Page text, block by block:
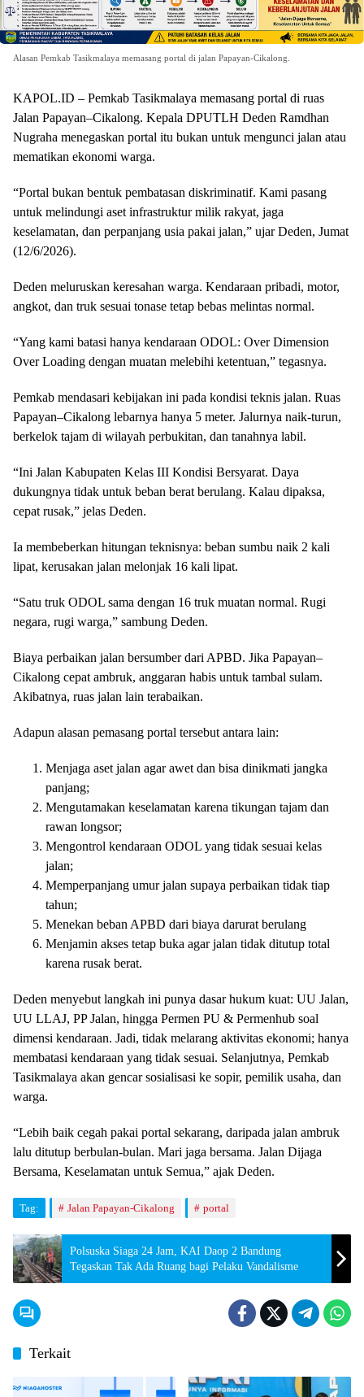
Alasan Pemkab Tasikmalaya memasang portal di jalan Papayan-Cikalong.
KAPOL.ID – Pemkab Tasikmalaya memasang portal di ruas
Jalan Papayan–Cikalong. Kepala DPUTLH Deden Ramdhan
Nugraha menegaskan portal itu bukan untuk mengunci jalan atau
mematikan ekonomi warga.
“Portal bukan bentuk pembatasan diskriminatif. Kami pasang
untuk melindungi aset infrastruktur milik rakyat, jaga
keselamatan, dan perpanjang usia pakai jalan,” ujar Deden, Jumat
(12/6/2026).
Deden meluruskan keresahan warga. Kendaraan pribadi, motor,
angkot, dan truk sesuai tonase tetap bebas melintas normal.
“Yang kami batasi hanya kendaraan ODOL: Over Dimension
Over Loading dengan muatan melebihi ketentuan,” tegasnya.
Pemkab mendasari kebijakan ini pada kondisi teknis jalan. Ruas
Papayan–Cikalong lebarnya hanya 5 meter. Jalurnya naik-turun,
berkelok tajam di wilayah perbukitan, dan tanahnya labil.
“Ini Jalan Kabupaten Kelas III Kondisi Bersyarat. Daya
dukungnya tidak untuk beban berat berulang. Kalau dipaksa,
cepat rusak,” jelas Deden.
Ia membeberkan hitungan teknisnya: beban sumbu naik 2 kali
lipat, kerusakan jalan melonjak 16 kali lipat.
“Satu truk ODOL sama dengan 16 truk muatan normal. Rugi
negara, rugi warga,” sambung Deden.
Biaya perbaikan jalan bersumber dari APBD. Jika Papayan–
Cikalong cepat ambruk, anggaran habis untuk tambal sulam.
Akibatnya, ruas jalan lain terabaikan.
Adapun alasan pemasang portal tersebut antara lain:
Menjaga aset jalan agar awet dan bisa dinikmati jangka
panjang;
Mengutamakan keselamatan karena tikungan tajam dan
rawan longsor;
Mengontrol kendaraan ODOL yang tidak sesuai kelas
jalan;
Memperpanjang umur jalan supaya perbaikan tidak tiap
tahun;
Menekan beban APBD dari biaya darurat berulang
Menjamin akses tetap buka agar jalan tidak ditutup total
karena rusak berat.
Deden menyebut langkah ini punya dasar hukum kuat: UU Jalan,
UU LLAJ, PP Jalan, hingga Permen PU & Permenhub soal
dimensi kendaraan. Jadi, tidak melarang aktivitas ekonomi; hanya
membatasi kendaraan yang tidak sesuai. Selanjutnya, Pemkab
Tasikmalaya akan gencar sosialisasi ke sopir, pemilik usaha, dan
warga.
“Lebih baik cegah pakai portal sekarang, daripada jalan ambruk
lalu ditutup berbulan-bulan. Mari jaga bersama. Jalan Dijaga
Bersama, Keselamatan untuk Semua,” ajak Deden.
Tag: Jalan Papayan-Cikalong portal
Polsuska Siaga 24 Jam, KAI Daop 2 Bandung
Tegaskan Tak Ada Ruang bagi Pelaku Vandalisme
Terkait